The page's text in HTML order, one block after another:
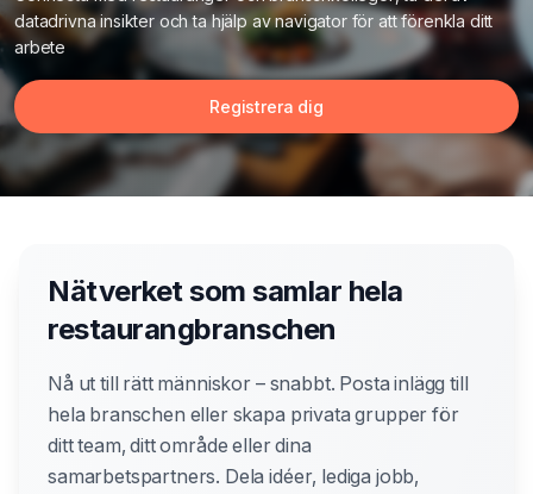
datadrivna insikter och ta hjälp av navigator för att förenkla ditt
arbete
Registrera dig
Nätverket som samlar hela
restaurangbranschen
Nå ut till rätt människor – snabbt. Posta inlägg till
hela branschen eller skapa privata grupper för
ditt team, ditt område eller dina
samarbetspartners. Dela idéer, lediga jobb,